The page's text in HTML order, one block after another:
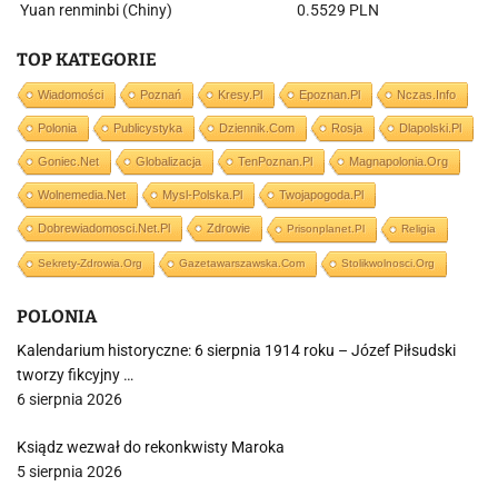
Yuan renminbi (Chiny)
0.5529 PLN
TOP KATEGORIE
Wiadomości Poznań Kresy.pl Epoznan.pl Nczas.info
Polonia Publicystyka Dziennik.com Rosja Dlapolski.pl
Goniec.net Globalizacja TenPoznan.pl Magnapolonia.org
Wolnemedia.net Mysl-Polska.pl Twojapogoda.pl
Dobrewiadomosci.net.pl Zdrowie Prisonplanet.pl Religia
Sekrety-Zdrowia.org Gazetawarszawska.com Stolikwolnosci.org
POLONIA
Kalendarium historyczne: 6 sierpnia 1914 roku – Józef Piłsudski
tworzy fikcyjny …
6 sierpnia 2026
Ksiądz wezwał do rekonkwisty Maroka
5 sierpnia 2026